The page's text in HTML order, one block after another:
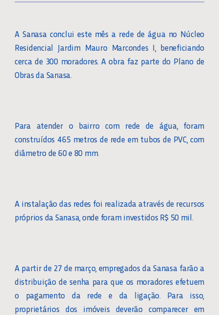
A Sanasa conclui este mês a rede de água no Núcleo
Residencial Jardim Mauro Marcondes I, beneficiando
cerca de 300 moradores. A obra faz parte do Plano de
Obras da Sanasa.
Para atender o bairro com rede de água, foram
construídos 465 metros de rede em tubos de PVC, com
diâmetro de 60 e 80 mm.
A instalação das redes foi realizada através de recursos
próprios da Sanasa, onde foram investidos R$ 50 mil.
A partir de 27 de março, empregados da Sanasa farão a
distribuição de senha para que os moradores efetuem
o pagamento da rede e da ligação. Para isso,
proprietários dos imóveis deverão comparecer em